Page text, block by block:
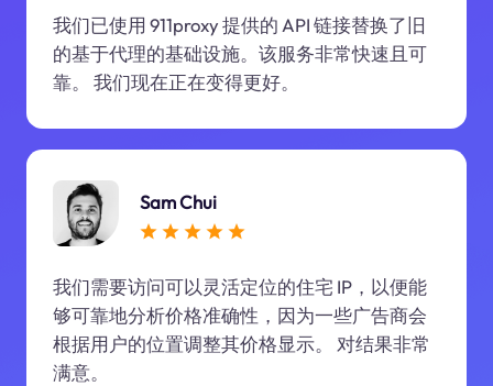
我们已使用 911proxy 提供的 API 链接替换了旧
的基于代理的基础设施。该服务非常快速且可
靠。 我们现在正在变得更好。
Sam Chui
我们需要访问可以灵活定位的住宅 IP，以便能
够可靠地分析价格准确性，因为一些广告商会
根据用户的位置调整其价格显示。 对结果非常
满意。